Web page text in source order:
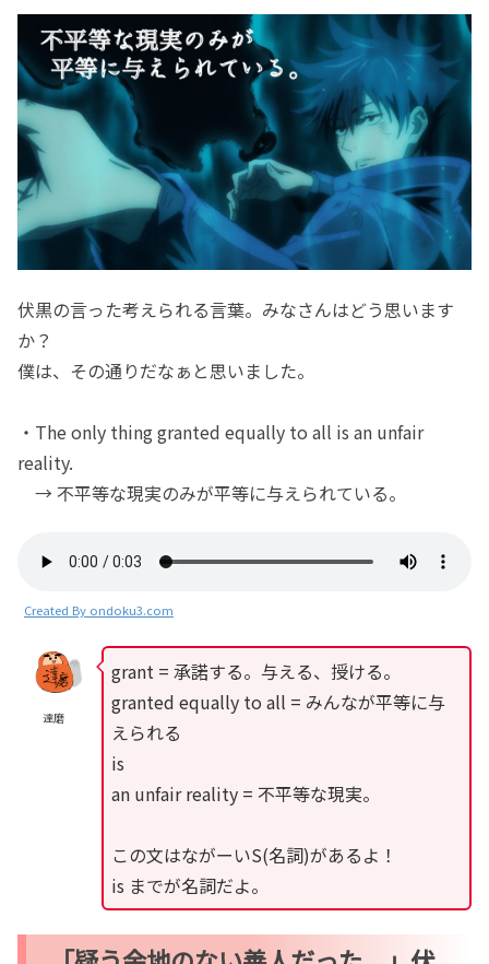
伏黒の言った考えられる言葉。みなさんはどう思います
か？
僕は、その通りだなぁと思いました。
・The only thing granted equally to all is an unfair
reality.
→ 不平等な現実のみが平等に与えられている。
Created By ondoku3.com
達磨
grant = 承諾する。与える、授ける。
granted equally to all = みんなが平等に与
えられる
is
an unfair reality = 不平等な現実。
この文はながーいS(名詞)があるよ！
is までが名詞だよ。